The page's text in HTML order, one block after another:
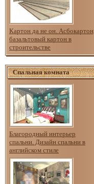
Картон да не он. Асбокартон,
базальтовый картон в
строительстве
Спальная комната
Благородный интерьер
спальни. Дизайн спальни в
английском стиле